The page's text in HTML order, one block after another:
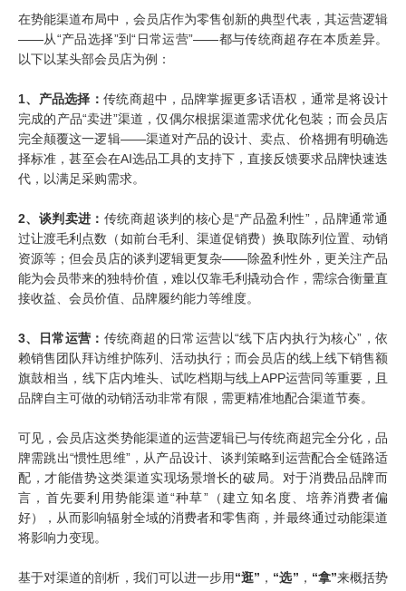
在势能渠道布局中，会员店作为零售创新的典型代表，其运营逻辑
——从“产品选择”到“日常运营”——都与传统商超存在本质差异。
以下以某头部会员店为例：
1、产品选择： 传统商超中，品牌掌握更多话语权，通常是将设计
完成的产品“卖进”渠道，仅偶尔根据渠道需求优化包装；而会员店
完全颠覆这一逻辑——渠道对产品的设计、卖点、价格拥有明确选
择标准，甚至会在AI选品工具的支持下，直接反馈要求品牌快速迭
代，以满足采购需求。
2、 谈判卖进： 传统商超谈判的核心是“产品盈利性”，品牌通常通
过让渡毛利点数（如前台毛利、渠道促销费）换取陈列位置、动销
资源等；但会员店的谈判逻辑更复杂——除盈利性外，更关注产品
能为会员带来的独特价值，难以仅靠毛利撬动合作，需综合衡量直
接收益、会员价值、品牌履约能力等维度。
3、 日常运营： 传统商超的日常运营以“线下店内执行为核心”，依
赖销售团队拜访维护陈列、活动执行；而会员店的线上线下销售额
旗鼓相当，线下店内堆头、试吃档期与线上APP运营同等重要，且
品牌自主可做的动销活动非常有限，需更精准地配合渠道节奏。
可见，会员店这类势能渠道的运营逻辑已与传统商超完全分化，品
牌需跳出“惯性思维”，从产品设计、谈判策略到运营配合全链路适
配，才能借势这类渠道实现场景增长的破局。对于消费品品牌而
言，首先要利用势能渠道“种草”（建立知名度、培养消费者偏
好），从而影响辐射全域的消费者和零售商，并最终通过动能渠道
将影响力变现。
基于对渠道的剖析，我们可以进一步用“逛” ， “选” ， “拿”来概括势